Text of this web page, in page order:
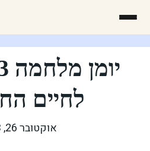
לחיים
אוקטובר 26, 2023